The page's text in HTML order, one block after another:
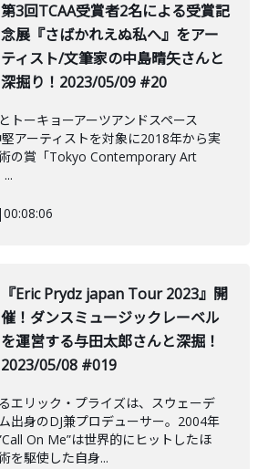
第3回TCAA受賞者2名による受賞記
念展『さばかれえぬ私へ』をアー
ティスト/文筆家の中島晴矢さんと
深掘り！2023/05/09 #20
トーキョーアーツアンドスペース
堅アーティストを対象に2018年から実
の賞「Tokyo Contemporary Art
|00:08:06
『Eric Prydz japan Tour 2023』開
催！ダンスミュージックレーベル
を運営する与田太郎さんと深掘！
2023/05/08 #019
エリック・プライズは、スウェーデ
出身のDJ兼プロデューサー。2004年
On Me”は世界的にヒットしたほ
を駆使した自身...